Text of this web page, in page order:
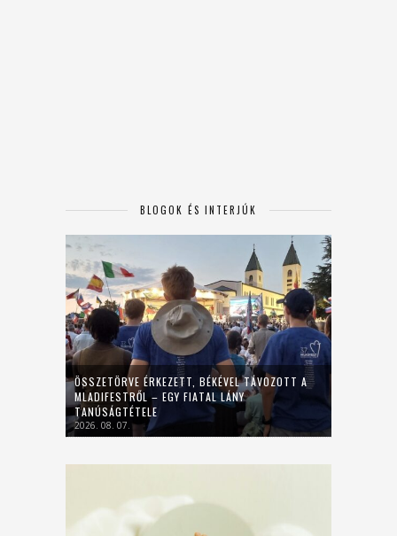
BLOGOK ÉS INTERJÚK
ÖSSZETÖRVE ÉRKEZETT, BÉKÉVEL TÁVOZOTT A
MLADIFESTRŐL – EGY FIATAL LÁNY
TANÚSÁGTÉTELE
2026. 08. 07.